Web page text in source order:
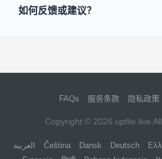
如何反馈或建议？
FAQs 服务条款 隐私政策
Copyright © 2026 upfile.live
العربية Čeština Dansk Deutsch